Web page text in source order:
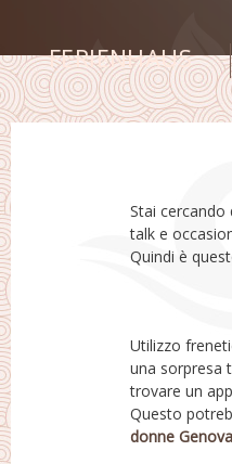
FERIENHAUS
Stai cercando
talk e
Quindi è
Bene, allora
andando
Utilizzo
una sorpresa
trovare un
Questo
donne Genova